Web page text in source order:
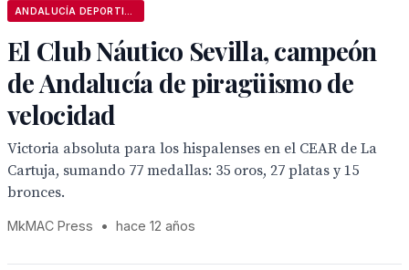
El Club Náutico Sevilla, campeón
de Andalucía de piragüismo de
velocidad
Victoria absoluta para los hispalenses en el CEAR de La
Cartuja, sumando 77 medallas: 35 oros, 27 platas y 15
bronces.
MkMAC Press • hace 12 años